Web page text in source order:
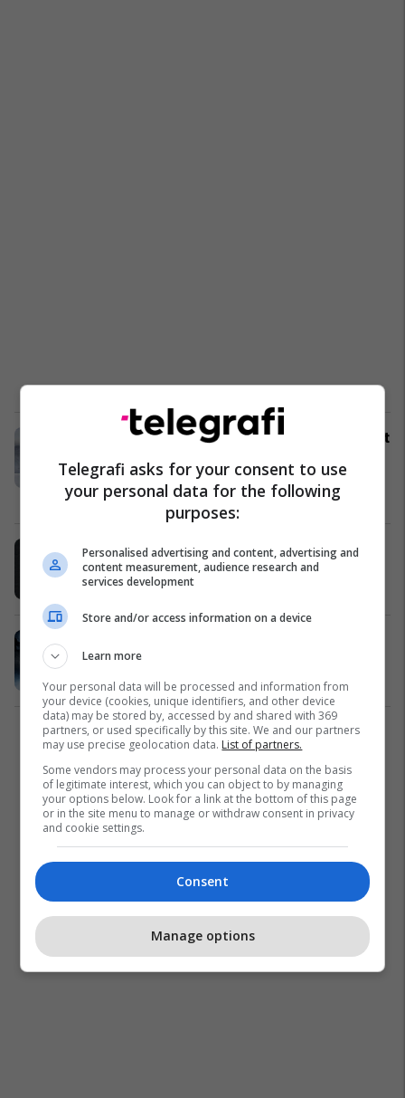
Përfundon sezona dimërore, nga sot
obligueshme
Të Tjera 15/03/2019
Vazhdon rënia e temperaturave - si
të kujdeseni për makinën tuaj
Auto Lajme
dimrit (Foto/Video)
Auto Lajme 26/10/2018
1
Telegrafi asks for your consent to use
your personal data for the following
purposes:
Personalised advertising and content, advertising and
content measurement, audience research and
services development
Store and/or access information on a device
Learn more
Your personal data will be processed and information from
your device (cookies, unique identifiers, and other device
data) may be stored by, accessed by and shared with 369
partners, or used specifically by this site. We and our partners
may use precise geolocation data. List of partners.
Some vendors may process your personal data on the basis
of legitimate interest, which you can object to by managing
your options below. Look for a link at the bottom of this page
or in the site menu to manage or withdraw consent in privacy
and cookie settings.
Consent
Manage options